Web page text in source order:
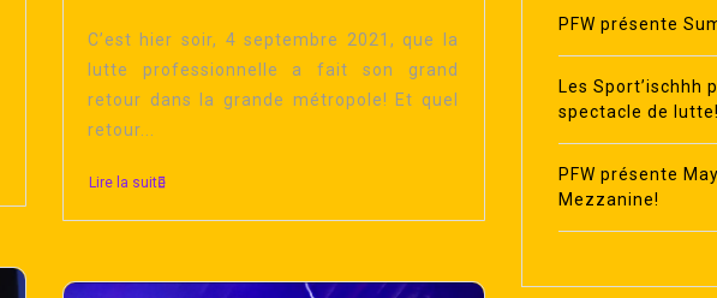
C’est hier soir, 4 septembre 2021, que la
lutte professionnelle a fait son grand
retour dans la grande métropole! Et quel
retour...
Lire la suite
PFW présente
Les Sport’ischhh
spectacle de lutte!
PFW présente
Mezzanine!